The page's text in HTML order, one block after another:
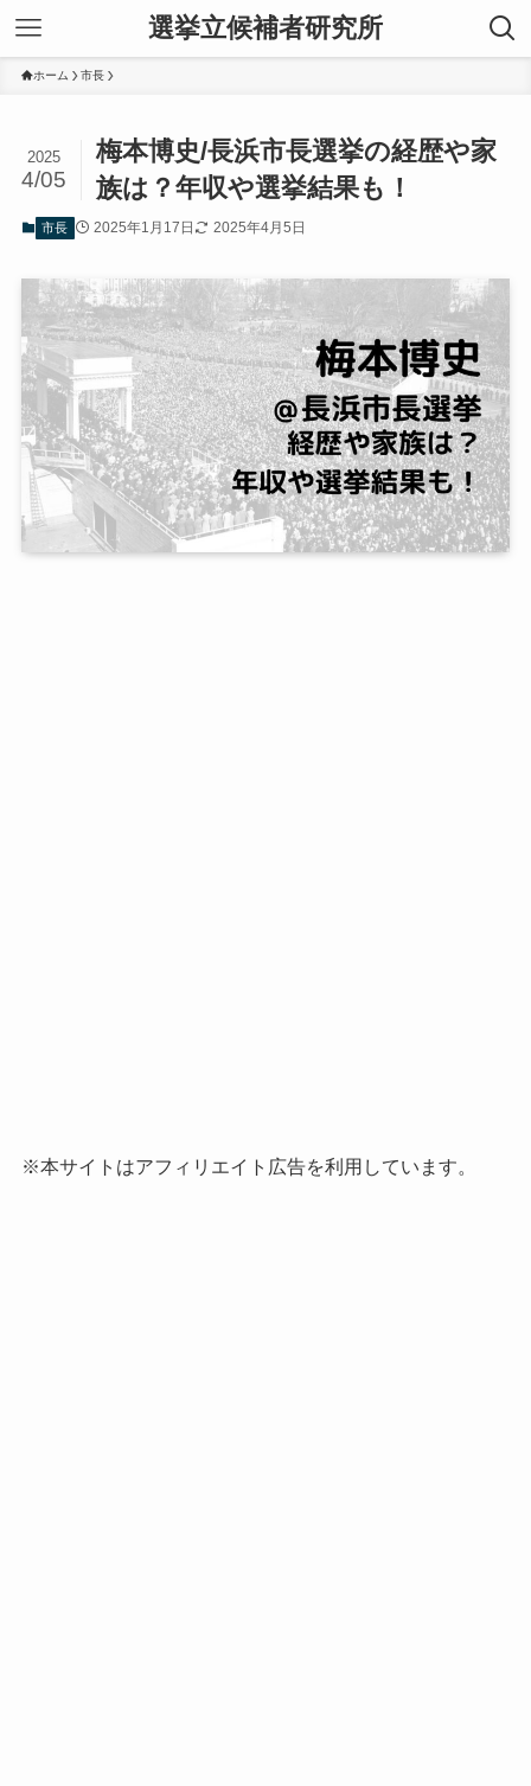
選挙立候補者研究所
ホーム 市長
梅本博史/長浜市長選挙の経歴や家
族は？年収や選挙結果も！
2025
4/05
市長 2025年1月17日 2025年4月5日
※本サイトはアフィリエイト広告を利用しています。